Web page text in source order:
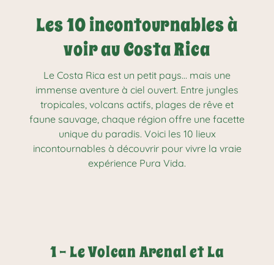
Les 10 incontournables à
voir au Costa Rica
Le Costa Rica est un petit pays… mais une
immense aventure à ciel ouvert. Entre jungles
tropicales, volcans actifs, plages de rêve et
faune sauvage, chaque région offre une facette
unique du paradis. Voici les 10 lieux
incontournables à découvrir pour vivre la vraie
expérience Pura Vida.
1 - Le Volcan Arenal et La